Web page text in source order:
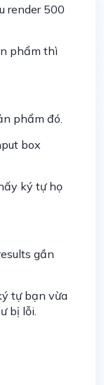
render 500
phẩm thì
phẩm đó.
box
ký tự họ
gần
tự bạn vừa
bị lỗi.